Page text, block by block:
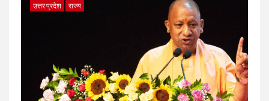
उत्तर प्रदेश राज्य